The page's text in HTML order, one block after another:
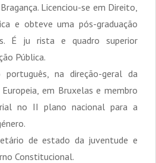
Licenciou-se em Direito,
e obteve uma pós-graduação
É ju rista e quadro superior
Pública.
na direção-geral da
em Bruxelas e membro
no II plano nacional para a
de estado da juventude e
Constitucional.